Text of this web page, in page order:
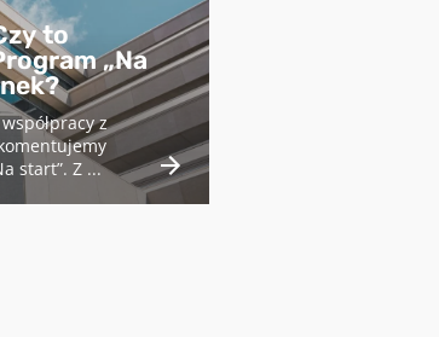
to
„Na
z
start”. Z ...